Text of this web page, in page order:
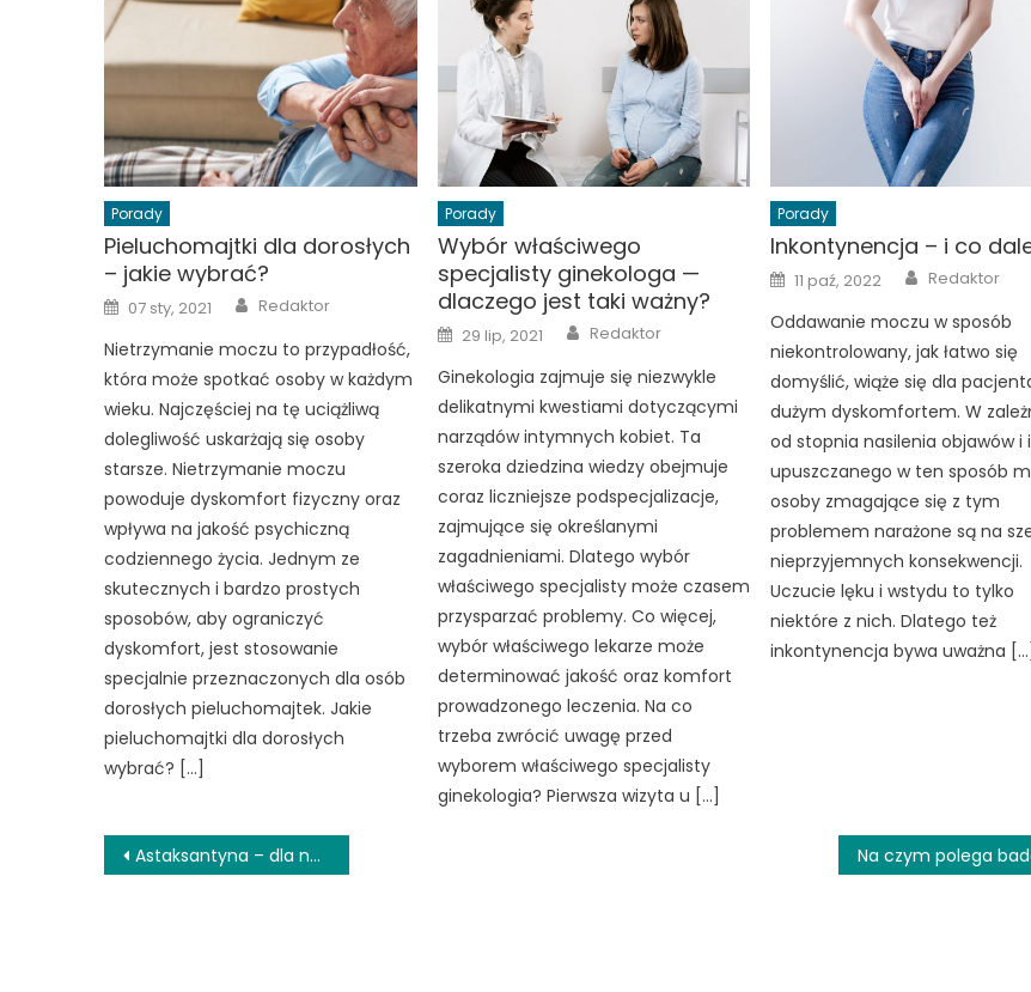
Porady
Pieluchomajtki dla dorosłych
– jakie wybrać?
Posted
on
07 sty, 2021 Author
Redaktor
Nietrzymanie moczu to przypadłość,
która może spotkać osoby w każdym
wieku. Najczęściej na tę uciążliwą
dolegliwość uskarżają się osoby
starsze. Nietrzymanie moczu
powoduje dyskomfort fizyczny oraz
wpływa na jakość psychiczną
codziennego życia. Jednym ze
skutecznych i bardzo prostych
sposobów, aby ograniczyć
dyskomfort, jest stosowanie
specjalnie przeznaczonych dla osób
dorosłych pieluchomajtek. Jakie
pieluchomajtki dla dorosłych
wybrać? […]
Porady
Wybór właściwego
specjalisty ginekologa —
dlaczego jest taki ważny?
Posted
on
29 lip, 2021 Author
Redaktor
Ginekologia zajmuje się niezwykle
delikatnymi kwestiami dotyczącymi
narządów intymnych kobiet. Ta
szeroka dziedzina wiedzy obejmuje
coraz liczniejsze podspecjalizacje,
zajmujące się określanymi
zagadnieniami. Dlatego wybór
właściwego specjalisty może czasem
przysparzać problemy. Co więcej,
wybór właściwego lekarze może
determinować jakość oraz komfort
prowadzonego leczenia. Na co
trzeba zwrócić uwagę przed
wyborem właściwego specjalisty
ginekologia? Pierwsza wizyta u […]
Porady
Inkontynencja – i co
Posted
on
11 paź, 2022 Author
Redaktor
Oddawanie moczu w sposób
niekontrolowany, jak łatwo się
domyślić, wiąże się dla
dużym dyskomfortem. W
od stopnia nasilenia objawów i
upuszczanego w ten sposób
osoby zmagające się z tym
problemem narażone są na
nieprzyjemnych konsekwencji.
Uczucie lęku i wstydu to tylko
niektóre z nich. Dlatego też
inkontynencja bywa uważna […]
Nawigacja
Astaksantyna – dla naturalnej suplementacji